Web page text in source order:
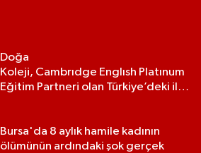
Doğa
Koleji, Cambrıdge Englısh Platınum
Eğitim Partneri olan Türkiye’deki ilk
Bursa'da 8 aylık hamile kadının
ölümünün ardındaki şok gerçek